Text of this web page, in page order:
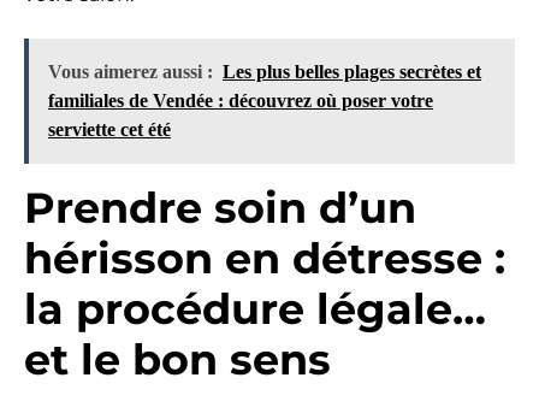
Vous aimerez aussi : Les plus belles plages secrètes et
familiales de Vendée : découvrez où poser votre
serviette cet été
Prendre soin d’un
hérisson en détresse :
la procédure légale…
et le bon sens